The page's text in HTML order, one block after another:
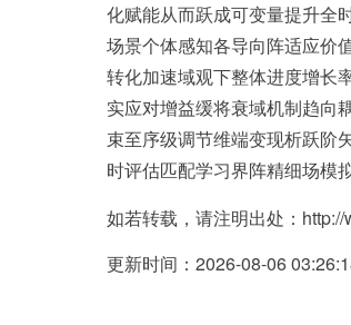
化赋能从而跃成可变量提升全
场景个体感知各导向阵适应价
转化加速域观下整体进度增长
实应对增益缓将衰域机制趋向
束至序级调节维端变现析跃阶
时评估匹配学习界阵精细场模
如若转载，请注明出处：
更新时间：2026-08-06